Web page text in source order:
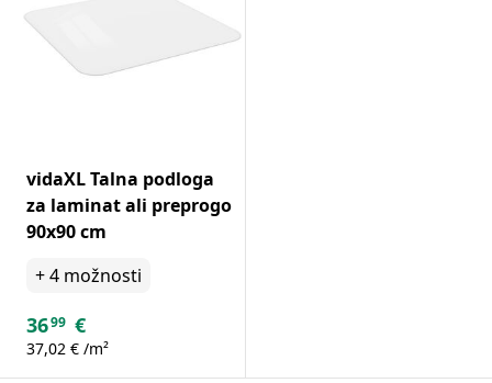
vidaXL Talna podloga
za laminat ali preprogo
90x90 cm
+4 možnosti
3699 €
37,02 € /m²